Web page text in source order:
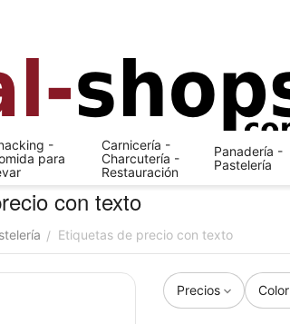
-
para
Carnicería -
Charcutería -
Restauración
Panadería -
Pastelería
con texto
/ Etiquetas de precio con texto
Precios Color